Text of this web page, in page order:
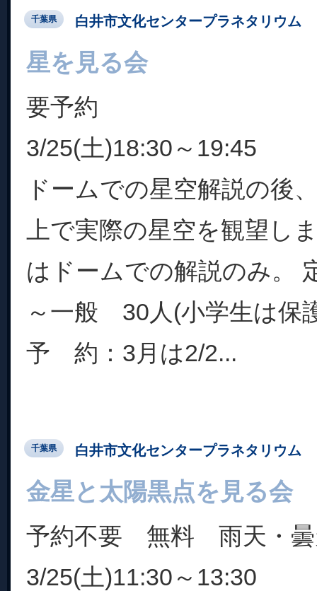
千葉県 白井市文化センタープラネタリウム
星を見る会
要予約
3/25(土)18:30～19:45
ドームでの星空解説の後
上で実際の星空を観望し
はドームでの解説のみ。
～一般 30人(小学生は保
予 約：3月は2/2...
千葉県 白井市文化センタープラネタリウム
金星と太陽黒点を見る会
予約不要 無料 雨天・曇
3/25(土)11:30～13:30